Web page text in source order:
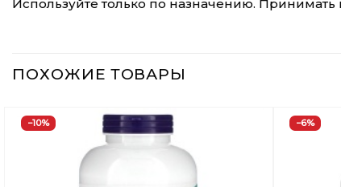
Используйте только по назначению.
ПОХОЖИЕ ТОВАРЫ
−10% −6%